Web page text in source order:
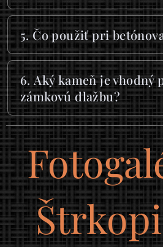
Na omietky je najvhodnejšia
mm.
5. Čo použiť pri
Základná frakcia je 0/4 mm,
môžete pridať frakcie 4/8 mm
mm podľa potreby.
6. Aký kameň je vhodný
zámkovú dlažbu?
Používa sa frakcia 4/8 mm,
drenáž a minimalizuje riziko
dlažby mrazom.